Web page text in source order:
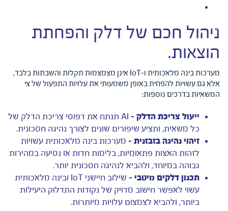
ניהול חכם של דלק והפחתת
הוצאות.
מערכות בינה מלאכותית ו-IoT אינן מצמצמות תקלות והשבתות בלבד,
אלא גם עשויות להפחית באופן משמעותי את עלויות התפעול של צי
המשאיות בדרכים נוספות:
ייעול צריכת הדלק –
AI תנתח את דפוסי צריכת הדלק של
כל משאית, ותציע שיפורים שונים לצורך נהיגה חסכונית.
זיהוי נהיגה בזבזנית – מערכות בינה מלאכותית עשויות
לזהות האצות פתאומיות, בלימות חדות או נסיעה במהירות
גבוהה במיוחד, ולהביא לנהיגה חסכונית יותר.
תכנון דלקים מיטבי –
שילוב חיישני IoT ובינה מלאכותית
עשוי לאפשר חישוב מדויק של נקודות התדלוק היעילות
ביותר, ולהביא לצמצום עלויות מיותרות.